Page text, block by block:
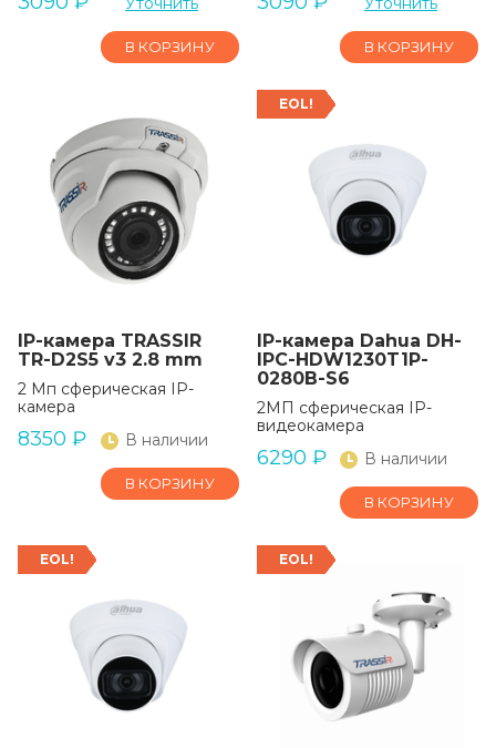
В КОРЗИНУ В КОРЗИНУ
IP-камера TRASSIR
TR-D2S5 v3 2.8 mm
2 Мп сферическая IP-
камера
8350 ₽ В наличии
В КОРЗИНУ
EOL!
IP-камера Dahua DH-
IPC-HDW1230T1P-
0280B-S6
2МП сферическая IP-
видеокамера
6290 ₽ В наличии
В КОРЗИНУ
EOL! EOL!